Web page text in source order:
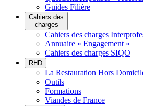
Guides Filière
Cahiers des
charges
Cahiers des charges
Annuaire « Engagement »
Cahiers des charges SIQO
RHD
La Restauration Hors
Outils
Formations
Viandes de France